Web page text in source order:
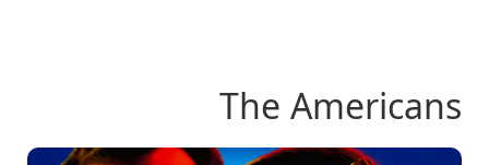
The Americans